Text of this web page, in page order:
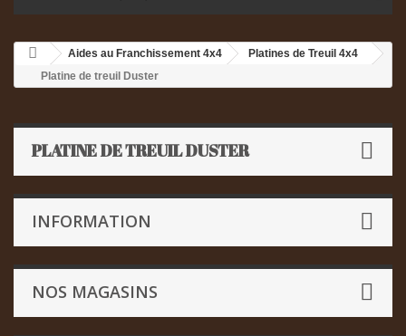
Aides au Franchissement 4x4
Platines de Treuil 4x4
Platine de treuil Duster
PLATINE DE TREUIL DUSTER
INFORMATION
NOS MAGASINS